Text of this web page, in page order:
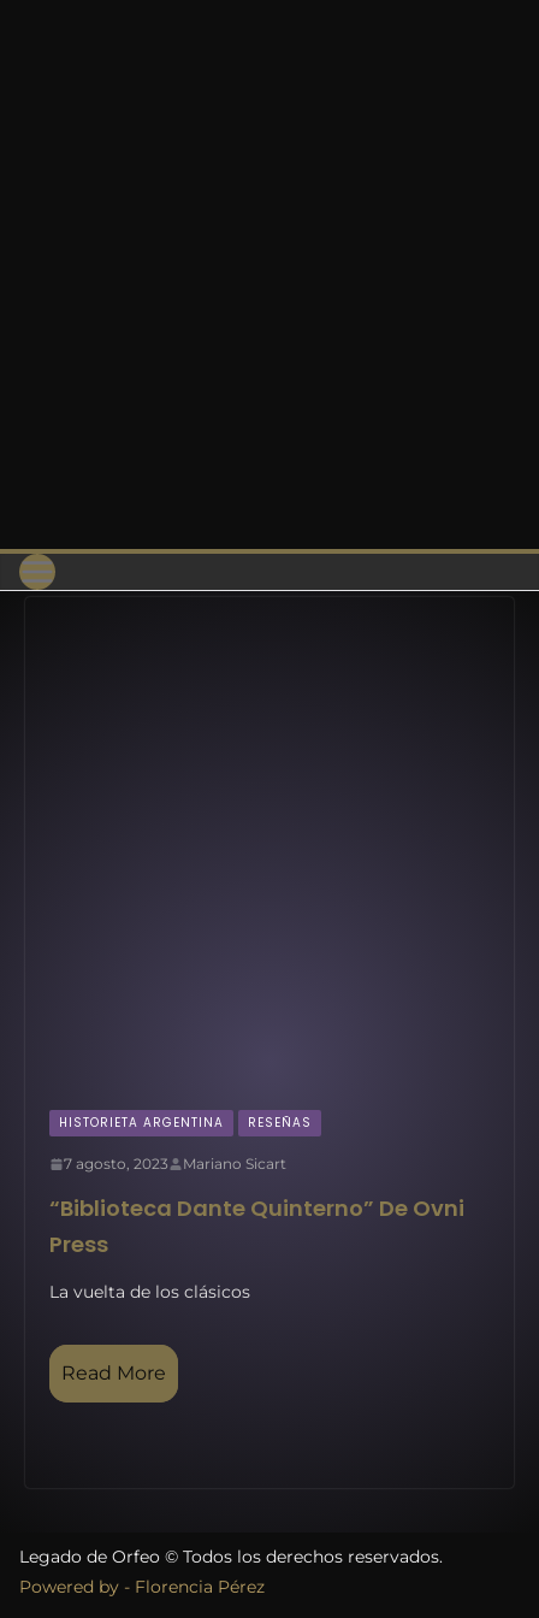
HISTORIETA ARGENTINA RESEÑAS
7 agosto, 2023 Mariano Sicart
“Biblioteca Dante Quinterno” De Ovni
Press
La vuelta de los clásicos
Read More
Legado de Orfeo © Todos los derechos reservados.
Powered by - Florencia Pérez